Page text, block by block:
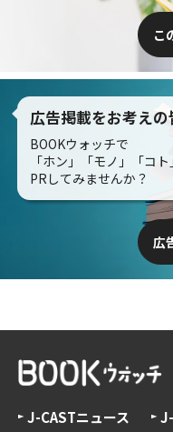
こ
広告掲載をお考えの
BOOKウォッチで
「ホン」「モノ」「コ
PRしてみませんか？
広
J-CASTニュース